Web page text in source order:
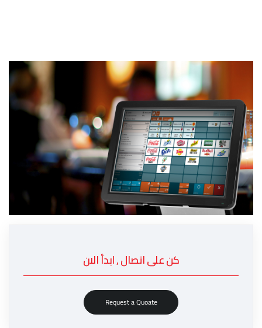
كن على اتصال , ابدأ الان
Request a Quoate